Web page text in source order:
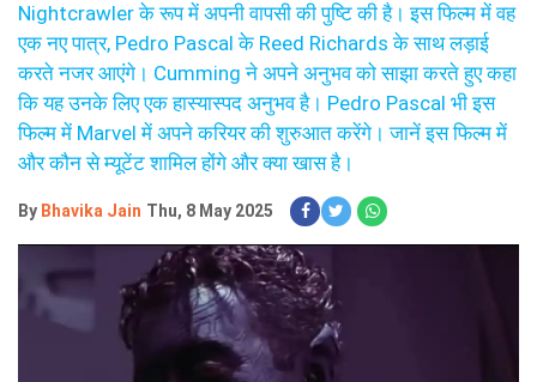
Nightcrawler के रूप में अपनी वापसी की पुष्टि की है। इस फिल्म में वह
एक नए पात्र, Pedro Pascal के Reed Richards के साथ लड़ाई
करते नजर आएंगे। Cumming ने अपने अनुभव को साझा करते हुए कहा
कि यह उनके लिए एक हास्यास्पद अनुभव है। Pedro Pascal भी इस
फिल्म में Marvel में अपने करियर की शुरुआत करेंगे। जानें इस फिल्म में
और कौन से म्यूटेंट शामिल होंगे और क्या खास है।
By Bhavika Jain Thu, 8 May 2025